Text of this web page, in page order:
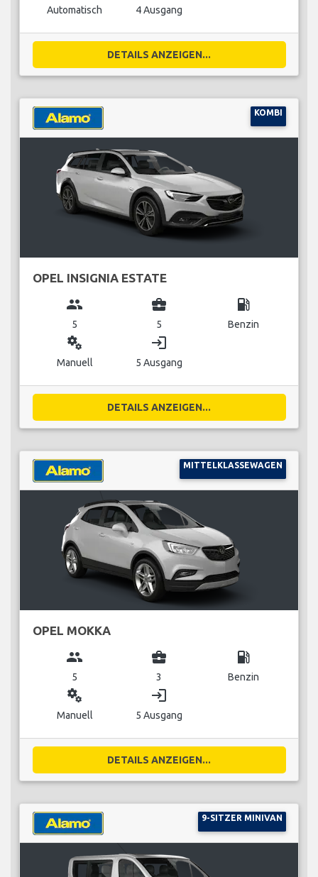
Automatisch 4 Ausgang
DETAILS ANZEIGEN...
KOMBI
OPEL INSIGNIA ESTATE
group
5
business_center
5
local_gas_station
Benzin
miscellaneous_services
Manuell
login
5 Ausgang
DETAILS ANZEIGEN...
MITTELKLASSEWAGEN
OPEL MOKKA
group
5
business_center
3
local_gas_station
Benzin
miscellaneous_services
Manuell
login
5 Ausgang
DETAILS ANZEIGEN...
9-SITZER MINIVAN